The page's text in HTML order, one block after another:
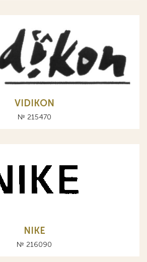
VIDIKON
№ 215470
NIKE
№ 216090